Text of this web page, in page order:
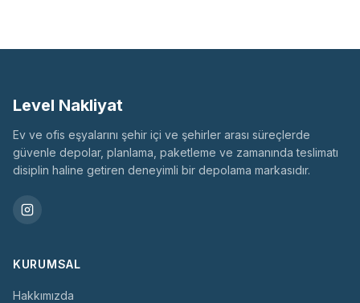
Level Nakliyat
Ev ve ofis eşyalarını şehir içi ve şehirler arası süreçlerde
güvenle depolar, planlama, paketleme ve zamanında teslimatı
disiplin haline getiren deneyimli bir depolama markasıdır.
KURUMSAL
Hakkımızda